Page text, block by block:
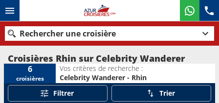
Rechercher une croisière
Nos destinations
Croisières Rhin sur Celebrity Wanderer
6
croisières
Vos critères de recherche :
Celebrity Wanderer - Rhin
Filtrer
Trier